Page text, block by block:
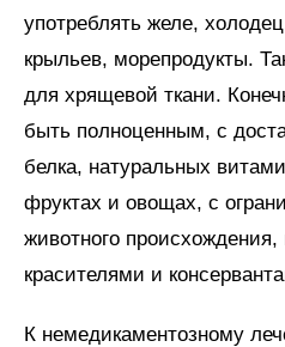
употреблять желе,
крыльев, морепродукты.
для хрящевой ткани.
быть полноценным, с
белка, натуральных
фруктах и овощах, с
животного происхождения,
красителями и
К немедикаментозному